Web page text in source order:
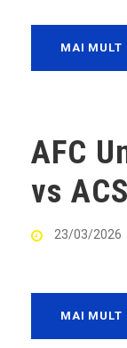
MAI MULT
AFC
vs
23/03/2026
MAI MULT